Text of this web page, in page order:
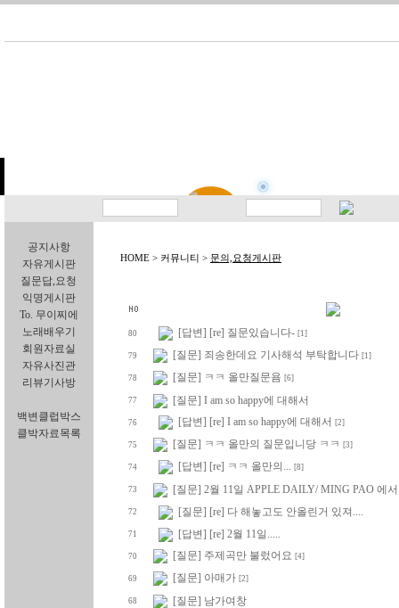
공지사항
자유게시판
질문답,요청
익명게시판
To. 무이찌에
노래배우기
회원자료실
자유사진관
리뷰기사방
백변클럽박스
클박자료목록
HOME > 커뮤니티 > 문의,요청게시판
80 [답변] [re] 질문있습니다- [1]
79 [질문] 죄송한데요 기사해석 부탁합니다 [1]
78 [질문] ㅋㅋ 올만질문욤 [6]
77 [질문] I am so happy에 대해서
76 [답변] [re] I am so happy에 대해서 [2]
75 [질문] ㅋㅋ 올만의 질문입니당 ㅋㅋ [3]
74 [답변] [re] ㅋㅋ 올만의... [8]
73 [질문] 2월 11일 APPLE DAILY/ MING PAO 에
72 [질문] [re] 다 해놓고도 안올린거 있져....
71 [답변] [re] 2월 11일.....
70 [질문] 주제곡만 불렀어요 [4]
69 [질문] 아매가 [2]
68 [질문] 남가여창